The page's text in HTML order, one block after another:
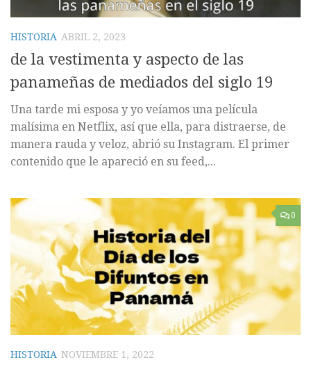
HISTORIA ABRIL 2, 2023
de la vestimenta y aspecto de las
panameñas de mediados del siglo 19
Una tarde mi esposa y yo veíamos una película
malísima en Netflix, así que ella, para distraerse, de
manera rauda y veloz, abrió su Instagram. El primer
contenido que le apareció en su feed,...
0
HISTORIA NOVIEMBRE 1, 2022